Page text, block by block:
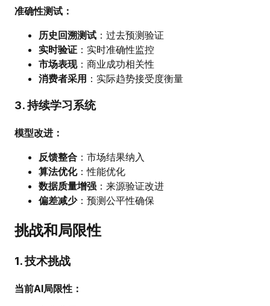
准确性测试：
历史回溯测试 ：过去预测验证
实时验证 ：实时准确性监控
市场表现：商业成功相关性
消费者采用 ：实际趋势接受度衡量
3. 持续学习系统
模型改进：
反馈整合 ：市场结果纳入
算法优化：性能优化
数据质量增强 ：来源验证改进
偏差减少：预测公平性确保
挑战和局限性
1. 技术挑战
当前AI局限性：